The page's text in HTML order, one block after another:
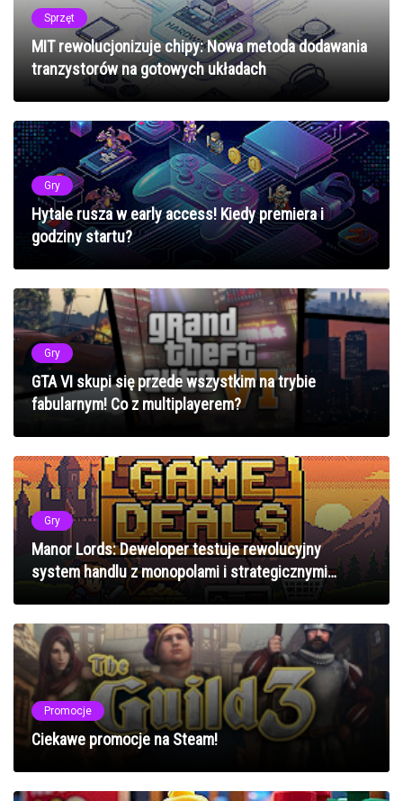
Sprzęt
MIT rewolucjonizuje chipy: Nowa metoda dodawania
tranzystorów na gotowych układach
Gry
Hytale rusza w early access! Kiedy premiera i
godziny startu?
Gry
GTA VI skupi się przede wszystkim na trybie
fabularnym! Co z multiplayerem?
Gry
Manor Lords: Deweloper testuje rewolucyjny
system handlu z monopolami i strategicznymi
zagrywkami
Promocje
Ciekawe promocje na Steam!